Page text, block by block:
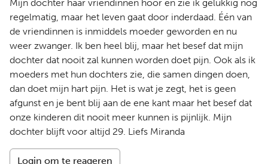
Mijn dochter haar vriendinnen hoor en zie ik gelukkig nog
regelmatig, maar het leven gaat door inderdaad. Één van
de vriendinnen is inmiddels moeder geworden en nu
weer zwanger. Ik ben heel blij, maar het besef dat mijn
dochter dat nooit zal kunnen worden doet pijn. Ook als ik
moeders met hun dochters zie, die samen dingen doen,
dan doet mijn hart pijn. Het is wat je zegt, het is geen
afgunst en je bent blij aan de ene kant maar het besef dat
onze kinderen dit nooit meer kunnen is pijnlijk. Mijn
dochter blijft voor altijd 29. Liefs Miranda
Login om te reageren